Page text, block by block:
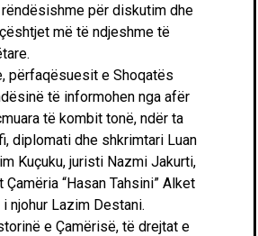
për diskutim dhe
më të ndjeshme të
përfaqësuesit e Shoqatës
të informohen nga afër
të kombit tonë, ndër ta
diplomati dhe shkrimtari Luan
Kuçuku, juristi Nazmi Jakurti,
“Hasan Tahsini” Alket
njohur Lazim Destani.
e Çamërisë, të drejtat e